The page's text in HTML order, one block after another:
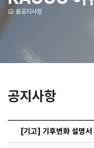
홈공지사항
공지사항
[기고] 기후변화 설명